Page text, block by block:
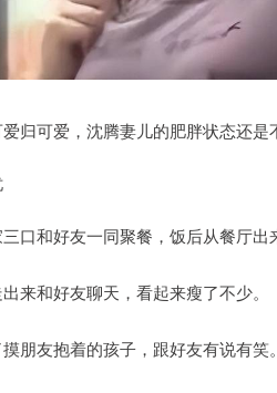
归可爱，沈腾妻儿的肥胖状态还是
口和好友一同聚餐，饭后从餐厅出
来和好友聊天，看起来瘦了不少。
朋友抱着的孩子，跟好友有说有笑。